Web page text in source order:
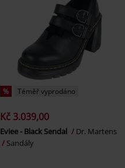
% Téměř vyprodáno
Kč 3.039,00
Eviee - Black Sendal
Dr. Martens
Sandály